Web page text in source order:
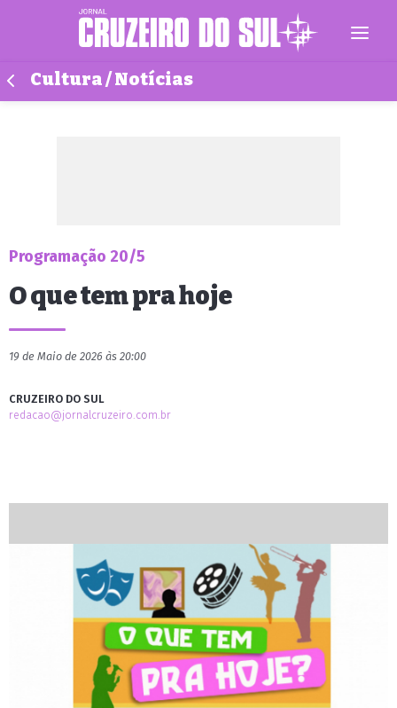
Cultura / Notícias
Programação 20/5
O que tem pra hoje
19 de Maio de 2026 às 20:00
CRUZEIRO DO SUL
redacao@jornalcruzeiro.com.br